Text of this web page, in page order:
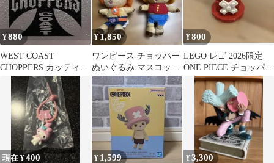
¥880
WEST COAST
CHOPPERS カッティン
グステッカー/デカール
超防水
¥ 1,850
ワンピース チョッパー
ぬいぐるみ マスコット
2体セット
¥800
LEGO レゴ 2026限定
ONE PIECE チョッパー
帽子
現在 ¥400 ¥ 1,599 ¥3,300